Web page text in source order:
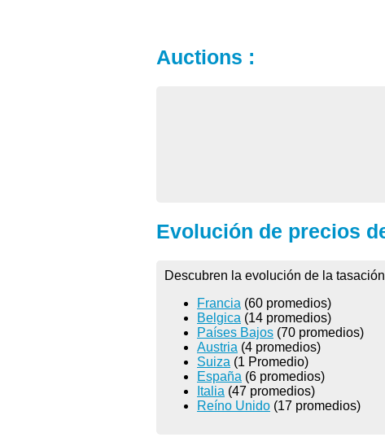
Auctions :
Evolución de precios
Descubren la evolución de la
Francia (60 promedios)
Belgica (14 promedios)
Países Bajos (70 promedios)
Austria (4 promedios)
Suiza (1 Promedio)
España (6 promedios)
Italia (47 promedios)
Reíno Unido (17 promedios)